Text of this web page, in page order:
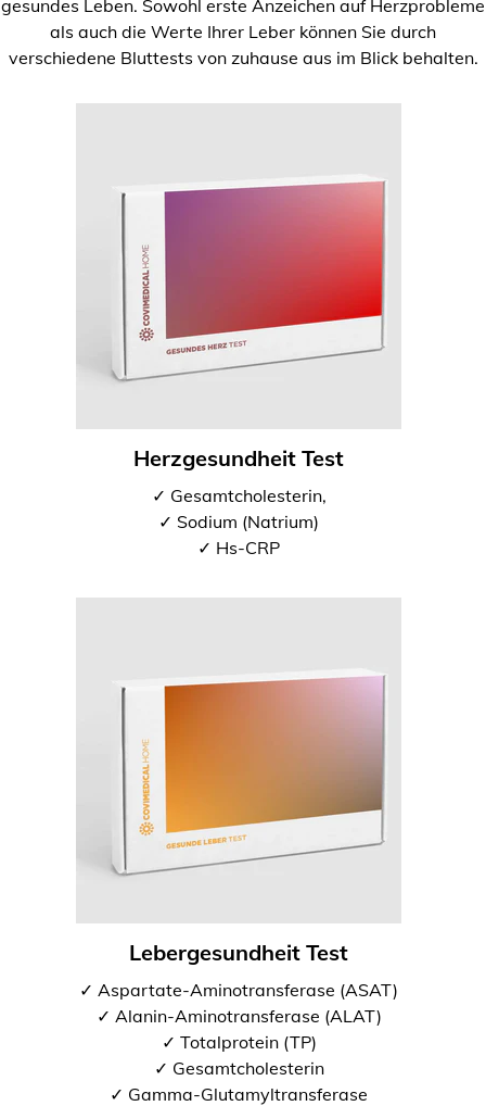
gesundes Leben. Sowohl erste Anzeichen auf Herzprobleme
als auch die Werte Ihrer Leber können Sie durch
verschiedene Bluttests von zuhause aus im Blick behalten.
Herzgesundheit Test
✓ Gesamtcholesterin,
✓ Sodium (Natrium)
✓ Hs-CRP
Lebergesundheit Test
✓ Aspartate-Aminotransferase (ASAT)
✓ Alanin-Aminotransferase (ALAT)
✓ Totalprotein (TP)
✓ Gesamtcholesterin
✓ Gamma-Glutamyltransferase